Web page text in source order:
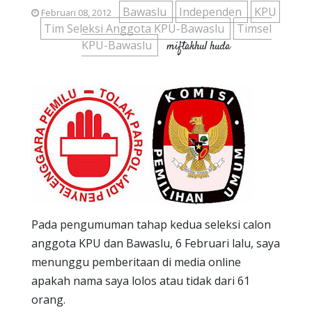
Februari 08, 2012 Bawaslu Independen
KPU
Tim Seleksi Anggota KPU-Bawaslu
Timsel
KPU-Bawaslu
miftakhul huda
Pada pengumuman tahap kedua seleksi calon
anggota KPU dan Bawaslu, 6 Februari lalu, saya
menunggu pemberitaan di media online
apakah nama saya lolos atau tidak dari 61
orang.